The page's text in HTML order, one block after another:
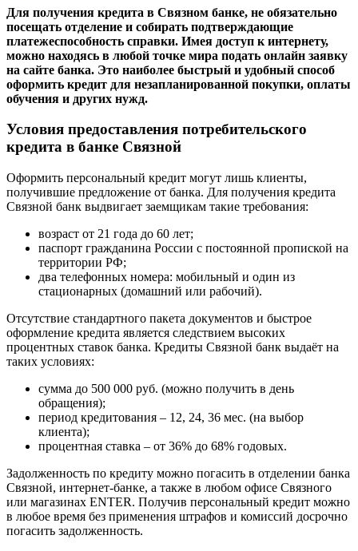
Для получения кредита в Связном банке, не обязательно
посещать отделение и собирать подтверждающие
платежеспособность справки. Имея доступ к интернету,
можно находясь в любой точке мира подать онлайн заявку
на сайте банка. Это наиболее быстрый и удобный способ
оформить кредит для незапланированной покупки, оплаты
обучения и других нужд.
Условия предоставления потребительского
кредита в банке Связной
Оформить персональный кредит могут лишь клиенты,
получившие предложение от банка. Для получения кредита
Связной банк выдвигает заемщикам такие требования:
возраст от 21 года до 60 лет;
паспорт гражданина России с постоянной пропиской на
территории РФ;
два телефонных номера: мобильный и один из
стационарных (домашний или рабочий).
Отсутствие стандартного пакета документов и быстрое
оформление кредита является следствием высоких
процентных ставок банка. Кредиты Связной банк выдаёт на
таких условиях:
сумма до 500 000 руб. (можно получить в день
обращения);
период кредитования – 12, 24, 36 мес. (на выбор
клиента);
процентная ставка – от 36% до 68% годовых.
Задолженность по кредиту можно погасить в отделении банка
Связной, интернет-банке, а также в любом офисе Связного
или магазинах ENTER. Получив персональный кредит можно
в любое время без применения штрафов и комиссий досрочно
погасить задолженность.